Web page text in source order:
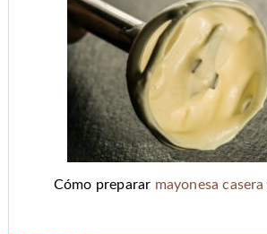
Cómo preparar mayonesa casera